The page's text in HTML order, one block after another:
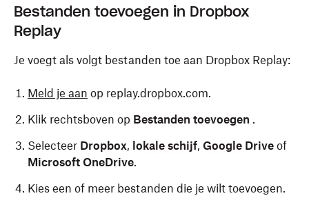
Bestanden toevoegen in Dropbox
Replay
Je voegt als volgt bestanden toe aan Dropbox Replay:
Meld je aan op replay.dropbox.com.
Klik rechtsboven op Bestanden toevoegen .
Selecteer Dropbox, lokale schijf, Google Drive of
Microsoft OneDrive.
Kies een of meer bestanden die je wilt toevoegen.